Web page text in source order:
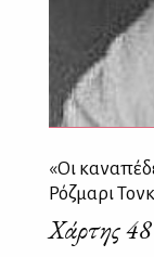
«Οι
Ρόζμαρι
Χάρτης 48